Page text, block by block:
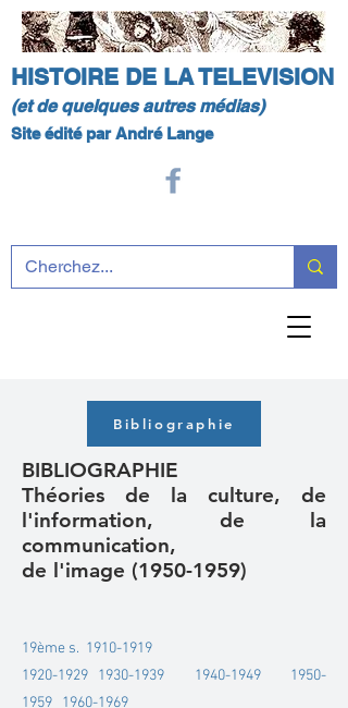
HISTOIRE DE LA TELEVISION
(et de quelques autres médias)
Site édité par André Lange
Bibliographie
BIBLIOGRAPHIE
Théories de la culture, de
l'information, de la
communication,
de l'image (1950-1959)
19ème s. 1910-1919
1920-1929 1930-1939 1940-1949
1950-
1959 1960-1969